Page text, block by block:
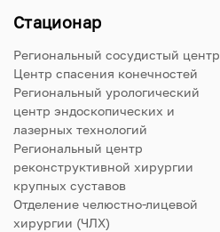
Стационар
Региональный сосудистый центр
Центр спасения конечностей
Региональный урологический
центр эндоскопических и
лазерных технологий
Региональный центр
реконструктивной хирургии
крупных суставов
Отделение челюстно-лицевой
хирургии (ЧЛХ)